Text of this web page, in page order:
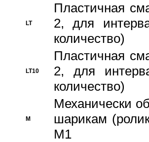
LT
Пластичная
2, для
количество)
LT10
Пластичная
2, для
количество)
M
Механически
шарикам
M1